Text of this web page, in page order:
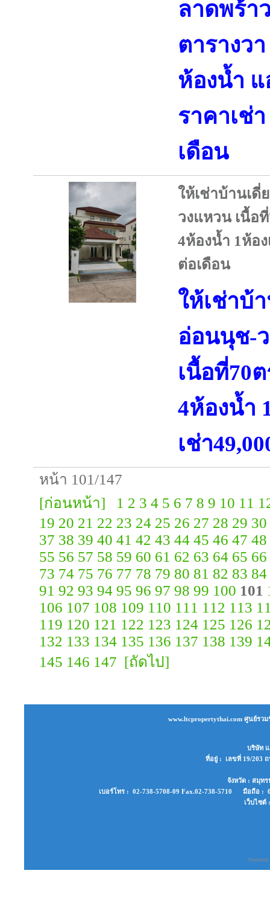
ลาดพร้า
ตารางว
ห้องน้ำ แ
ราคาเช่
เดือน
ให้เช่าบ้านเ
วงแหวน เนื้อ
4ห้องน้ำ 1ห้อ
ต่อเดือน
ให้เช่าบ้
อ่อนนุช-
เนื้อที่70
4ห้องน้ำ
เช่า
หน้า 101/147
[ก่อนหน้า]
1 2 3 4 5 6 7 8 9 10 11
19 20 21 22 23 24 25 26 27 28 29 30
37 38 39 40 41 42 43 44 45 46 47 48
55 56 57 58 59 60 61 62 63 64 65 66
73 74 75 76 77 78 79 80 81 82 83 84
91 92 93 94 95 96 97 98 99 100 101
106 107 108 109 110 111 112 113
119 120 121 122 123 124 125 126
132 133 134 135 136 137 138 139
145 146 147 [ถัดไป]
www.ltcpropertythai.com ศูนย์รว
บริษัท
ที่อยู่ : เลขที่ 19/203
จังหวัด : สมุท
เบอร์โทร : 02-738-5708-09 Fax.02-738-5710 มือถือ :
เว็บไซต์